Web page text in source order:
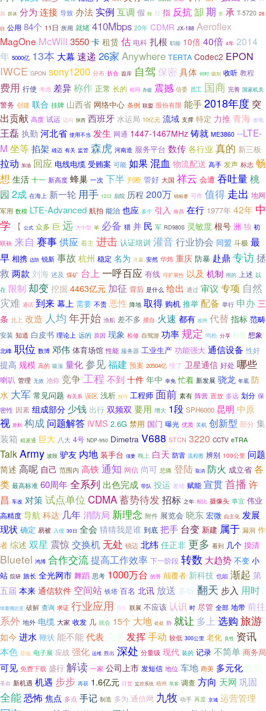
频 群体 分为 连接 导致 办法 实例 互调 假 转 却 指 反抗缷 期 形 承 T-5720 26
日 公用 84个 11日 所用 就绪 410Mbps 20年 CDMR JX-188 Aeroflex
MagOne McWill 3550 卡 租赁 估 电科 扎根 职能 10倍 40倍 4年 2014
年 5000亿 13本 大幕 速递 26家 Anywhere TERTA Codec2 EPON
IWCE GPON sony1200 分布 折合 题库 自驾 保密具体 何时 级别 收听 教程
费用 行使 考虑 差异称作 正常 长的 相同 办提 震撼 信委 员工 国商 完善 国家机关
警务 创建 联合 挂牌 山西省 网络中心 条例 联盟 股份有限 能手2018年度 突
出贡献 高度 试运 迈向 陕西 西班牙 水运局 10亿元 流域 支撑 特定 力推 青海 发电
王磊 执勤 河北省 使用不当 发生 网通 1447-1467MHz 铸就 ME3860 --LTE-
M 坐等掐架 雄迈 有关 监管 森虎 河南造 服务平台 数传 各行业 真的 新三板
拉动 加油 回应 电线电缆 受贿案 可能 如果混血 物流配送 高手 发声 标志 畅
想 生活 十一 新高度 蜂巢 一次 下半 判断 管好 大国 祥云 会遭 吞吐量桃
园 2成 在海上 新一轮 用手 12日 后院 历程 200万 锦标赛 可作 值得 走出 地网
军用 数模 LTE-Advanced 航拍 能治 也应 多个 引入 南昌 在行 1977年 42年 中
学
【 公式 众多 巨 远 大中型 单 必备 猎 并 民 军 RD980S 灵敏度 根号 洲 独 初
联袂 来自 赛事供应 着主 进击 认证培训 灌音行业协会 同盟 斗极 最
早 相携 边防 锐新 事故 杭州 稳定 名为 共赢 安然 华炜 重庆 防暴 赴鼎 专访拯
救 两款 刘海 述及 煤矿 台上 一呼百应 有线 可扩展性 以及 机制 用的 上述 以
在 限制 却变 挖掘 4463亿元 加征 背后 是什么 给出 通过 审议 专项 自然
灾难 通话 到来 幕上 需要 不贵 恶性 降地 取得 购机 推举 配备 举行 申办 三
条 北上 改造 人均 年开始 渔船 差不多 擅自 火速 都有 能用 代替指标 范畴
安装 知道 白皮书 理论上 远的 原因 现象 检修 自驾游 功率规定 鸣枪 分享 科院 想象
北峰 职位 数博 邓伟 体育场馆 性能 服务器 工业生产 功能强大 通信设备 性好
提高 规模 高的 吸顶 量化参见福建 预案 20504亿 慢了 卫星通信 好处 哪些
喇叭 管理 无效 池你 竞争工程 不到 十件 年中 幸免 忙着 新发展 骁龙 年底 防
水 大军 常见问题 有关系 误区 浅析 技巧 工程师 面前 素有 阵营 置放 多远 划分 保
密性 因素 组成部分 少钱 出行 双频双 要用 增大 1段 SPH6000 昆明 中原
视 原则 构成 问题解答 iVMS 2.6G 禁用 国门 曝光 优质 关机 创新型 部分 集
装箱 精麦通 巨大 八大 4号 NDP-950 Dimetra V688 STCN 3220 CCTV eTRA
TalkArmy 波段 驴友 内地 装手台 须要 晚上 白天 防雷 流程图 辨别 100公里 问题
简述 高呢 自己 范围内 高铁通知 网信 尚可 悲痛 登陆 取消 防火 成立省 各
类 最高标准 60周年全系列 出色完成 带队 投运 差动 赋能 宣贯首播 许
昌 车改 对策试点单位 CDMA蓄势待发招标 之年 相比 摄像头 事宜 伟业
高精度 导航 科达 几年消防局 新理念 附件 展览会 晓东 宏微 自主化 发展
现状 确定 易被 入侵 30日 全会 猜猜我是谁 到底 把手 台变 新建 属于 漏洞 作
者 综述 双星 震惊交换机无处 锐迈 北纬 任正非 更多 看到 几个 摸清
Bluetel 鸿博 合作交流提高工作效率 下一阶段 转数 大趋势 不变 小
站 院研 旅长 全光网市 舞蹈 思考 1000万台 的哥 颠覆者 新科技 也能 渐起 第
五届 本来 通信软件 空间站 铁塔 百名 北讯 放送 多听 翻天 步入 用时
埃塞俄比亚 破解 查询 求证 行业应用 首先 联展 不应该 认识 时 尽管 全部 地带 前往
系外 地外 电缆 大家 收发 几 就会 15个 大地 处处 协 就让 多上 选购 旅游
如今 进水 鞭状 能不能代表 几乎 发挥手动 较低 300公里 老化 良性 资讯
本色 莅临 电子展 应战 强化 运维 胜出 深处 分量级 现代 装的 记录 不简单 商务局
可见 免费下载 盛行 解读 一家 公司上市 发短信 地位 车地 商美 多元化 既要
革命 新机遇 机遇 步步 再获 1.6亿元 订货 监控系统 梧州 黑客 调查 方向 天网 巩固
全能恐怖 焦点 多点 手记 制造 多为 通信网 九牧 动手 再度 京城 运营管理